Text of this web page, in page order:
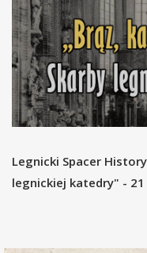
Legnicki Spacer
legnickiej katedry" -